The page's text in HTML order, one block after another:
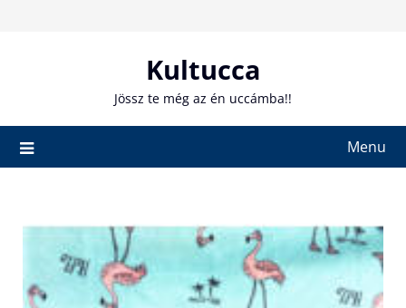
Kultucca
Jössz te még az én uccámba!!
Menu